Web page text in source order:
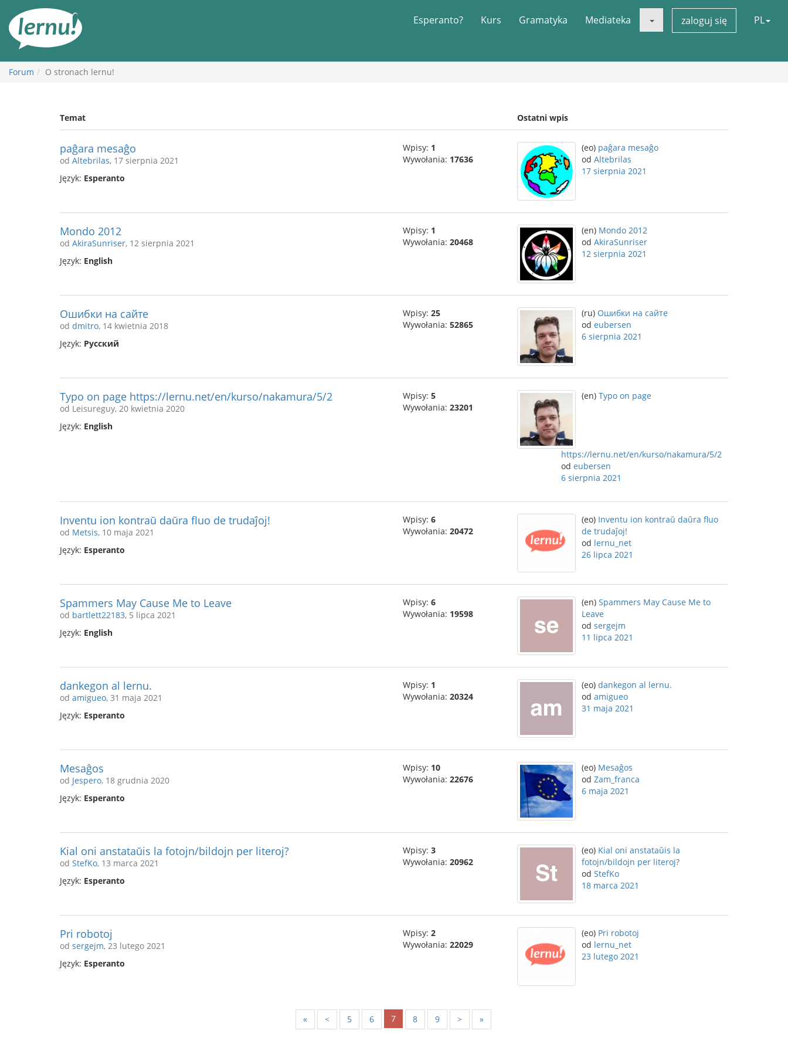
Esperanto? Kurs Gramatyka Mediateka zaloguj się PL
Forum O stronach lernu!
Temat Ostatni wpis
paĝara mesaĝo
od Altebrilas, 17 sierpnia 2021
Język: Esperanto
Wpisy: 1
Wywołania: 17636
(eo) paĝara mesaĝo
od Altebrilas
17 sierpnia 2021
Mondo 2012
od AkiraSunriser, 12 sierpnia 2021
Język: English
Wpisy: 1
Wywołania: 20468
(en) Mondo 2012
od AkiraSunriser
12 sierpnia 2021
Ошибки на сайте
od dmitro, 14 kwietnia 2018
Język: Русский
Wpisy: 25
Wywołania: 52865
(ru) Ошибки на сайте
od eubersen
6 sierpnia 2021
Typo on page https://lernu.net/en/kurso/nakamura/5/2
od Leisureguy, 20 kwietnia 2020
Język: English
Wpisy: 5
Wywołania: 23201
(en) Typo on page
https://lernu.net/en/kurso/nakamura/5/2
od eubersen
6 sierpnia 2021
Inventu ion kontraŭ daŭra fluo de trudaĵoj!
od Metsis, 10 maja 2021
Język: Esperanto
Wpisy: 6
Wywołania: 20472
(eo) Inventu ion kontraŭ daŭra fluo
de trudaĵoj!
od lernu_net
26 lipca 2021
Spammers May Cause Me to Leave
od bartlett22183, 5 lipca 2021
Język: English
Wpisy: 6
Wywołania: 19598
(en) Spammers May Cause Me to
Leave
od sergejm
11 lipca 2021
dankegon al lernu.
od amigueo, 31 maja 2021
Język: Esperanto
Wpisy: 1
Wywołania: 20324
(eo) dankegon al lernu.
od amigueo
31 maja 2021
Mesaĝos
od Jespero, 18 grudnia 2020
Język: Esperanto
Wpisy: 10
Wywołania: 22676
(eo) Mesaĝos
od Zam_franca
6 maja 2021
Kial oni anstataŭis la fotojn/bildojn per literoj?
od StefKo, 13 marca 2021
Język: Esperanto
Wpisy: 3
Wywołania: 20962
(eo) Kial oni anstataŭis la
fotojn/bildojn per literoj?
od StefKo
18 marca 2021
Pri robotoj
od sergejm, 23 lutego 2021
Język: Esperanto
Wpisy: 2
Wywołania: 22029
(eo) Pri robotoj
od lernu_net
23 lutego 2021
« < 5 6 7 8 9 > »